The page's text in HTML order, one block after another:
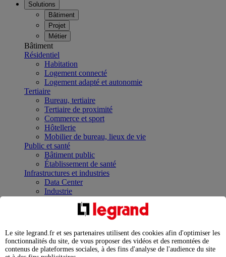
Solutions
Bâtiment
Projet
Métier
Bâtiment
Résidentiel
Habitation
Logement connecté
Logement adapté et autonomie
Tertiaire
Bureau, tertiaire
Tertiaire de proximité
Commerce et sport
Hôtellerie
Mobilier de bureau, lieux de vie
Public et santé
Bâtiment public
Établissement de santé
Infrastructures et industries
Data Center
Industrie
Infrastructures
Contrôler et planifier le fonctionnement des appareils
Répartir et optimiser son tableau électrique
Legrand Data Center Solutions : concentrer les
expertises au service de vos performances
Le site legrand.fr et ses partenaires utilisent des cookies afin d'optimiser les
fonctionnalités du site, de vous proposer des vidéos et des remontées de
contenus de plateformes sociales, à des fins d'analyse de l'audience du site